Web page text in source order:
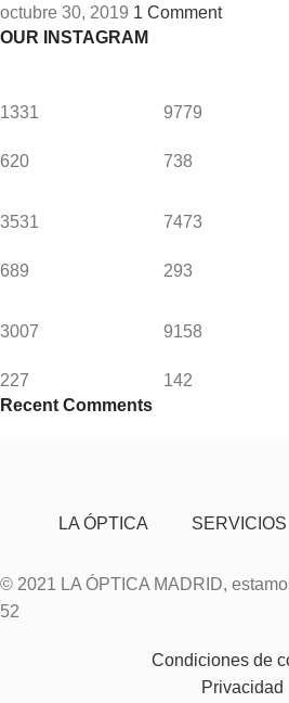
octubre 30, 2019 1 Comment
OUR INSTAGRAM
1331
620
9779
738
3531
689
7473
293
3007
227
9158
142
Recent Comments
LA ÓPTICA SERVICIOS
© 2021 LA ÓPTICA MADRID,
52
Condiciones de
Privacidad